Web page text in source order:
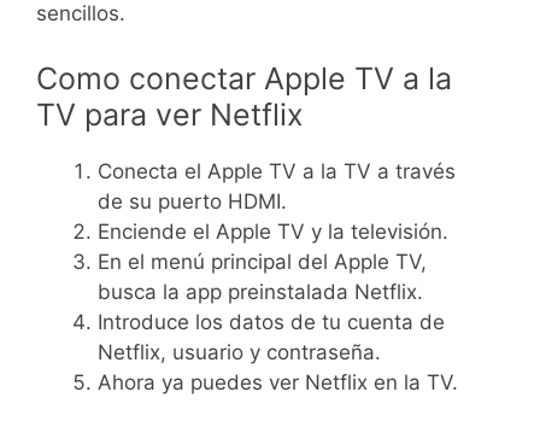
sencillos.
Como conectar Apple TV a la
TV para ver Netflix
Conecta el Apple TV a la TV a través
de su puerto HDMI.
Enciende el Apple TV y la televisión.
En el menú principal del Apple TV,
busca la app preinstalada Netflix.
Introduce los datos de tu cuenta de
Netflix, usuario y contraseña.
Ahora ya puedes ver Netflix en la TV.